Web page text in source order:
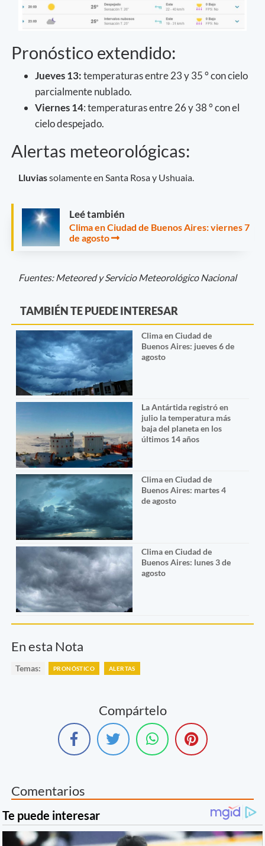
Pronóstico extendido:
Jueves 13:temperaturas entre 23 y 35 ° con cielo
parcialmente nublado.
Viernes 14: temperaturas entre 26 y 38 ° con el
cielo despejado.
Alertas meteorológicas:
Lluviassolamente en Santa Rosa y Ushuaia.
Leé también
Clima en Ciudad de Buenos Aires: viernes 7
de agosto
Fuentes: Meteored y Servicio Meteorológico Nacional
TAMBIÉN TE PUEDE INTERESAR
Clima en Ciudad de
Buenos Aires: jueves 6 de
agosto
La Antártida registró en
julio la temperatura más
baja del planeta en los
últimos 14 años
Clima en Ciudad de
Buenos Aires: martes 4
de agosto
Clima en Ciudad de
Buenos Aires: lunes 3 de
agosto
En esta Nota
Temas: PRONÓSTICO ALERTAS
Compártelo
Comentarios